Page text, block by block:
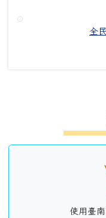
全
使用臺